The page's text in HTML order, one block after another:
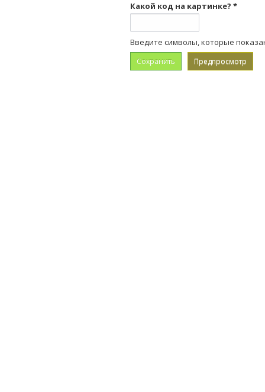
Какой код на картинке? *
Введите символы, которые